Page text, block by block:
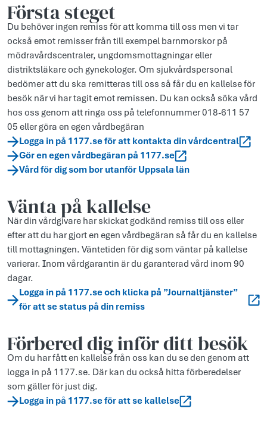
Första steget
Du behöver ingen remiss för att komma till oss men vi tar
också emot remisser från till exempel barnmorskor på
mödravårdscentraler, ungdomsmottagningar eller
distriktsläkare och gynekologer. Om sjukvårdspersonal
bedömer att du ska remitteras till oss så får du en kallelse för
besök när vi har tagit emot remissen. Du kan också söka vård
hos oss genom att ringa oss på telefonnummer 018-611 57
05 eller göra en egen vårdbegäran
Logga in på 1177.se för att kontakta din vårdcentral
Gör en egen vårdbegäran på 1177.se
Vård för dig som bor utanför Uppsala län
Vänta på kallelse
När din vårdgivare har skickat godkänd remiss till oss eller
efter att du har gjort en egen vårdbegäran så får du en kallelse
till mottagningen. Väntetiden för dig som väntar på kallelse
varierar. Inom vårdgarantin är du garanterad vård inom 90
dagar.
Logga in på 1177.se och klicka på ”Journaltjänster”
för att se status på din remiss
Förbered dig inför ditt besök
Om du har fått en kallelse från oss kan du se den genom att
logga in på 1177.se. Där kan du också hitta förberedelser
som gäller för just dig.
Logga in på 1177.se för att se kallelse